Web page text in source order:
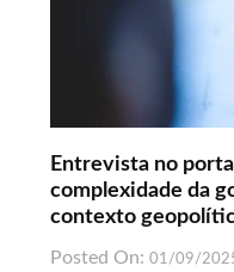
Entrevista no
complexidade da
contexto
Posted On: 01/09/